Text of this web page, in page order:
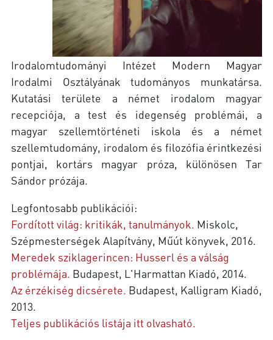
Irodalomtudományi Intézet Modern Magyar
Irodalmi Osztályának tudományos munkatársa.
Kutatási területe a német irodalom magyar
recepciója, a test és idegenség problémái, a
magyar szellemtörténeti iskola és a német
szellemtudomány, irodalom és filozófia érintkezési
pontjai, kortárs magyar próza, különösen Tar
Sándor prózája.
Legfontosabb publikációi:
Fordított világ: kritikák, tanulmányok. Miskolc,
Szépmesterségek Alapítvány, Műút könyvek, 2016.
Meredek sziklagerincen: Husserl és a válság
problémája. Budapest, L'Harmattan Kiadó, 2014.
Az érzékiség dicsérete. Budapest, Kalligram Kiadó,
2013.
Teljes publikációs listája itt olvasható.